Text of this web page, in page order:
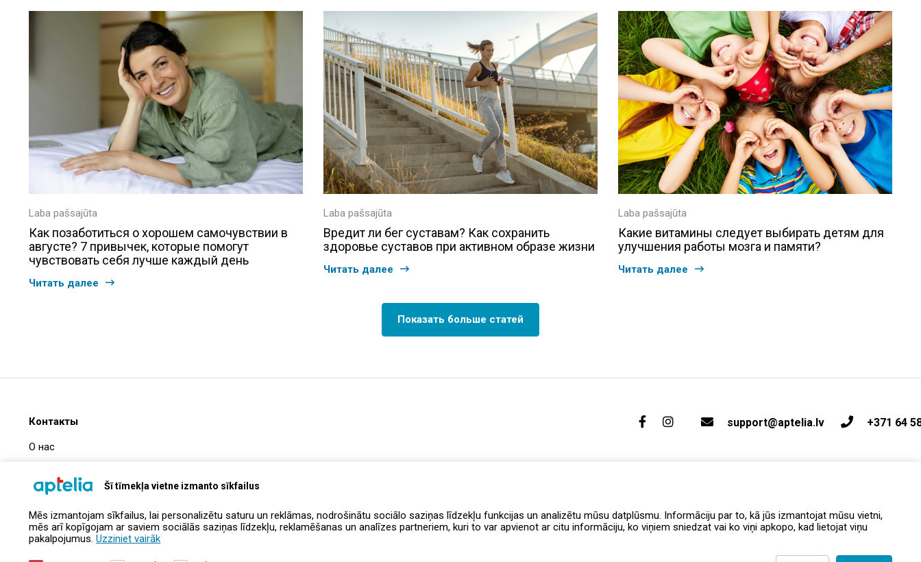
Šī tīmekļa vietne izmanto sīkfailus
Mēs izmantojam sīkfailus, lai personalizētu saturu un reklāmas, nodrošinātu sociālo saziņas līdzekļu funkcijas un analizētu mūsu datplūsmu. Informāciju par to, kā jūs izmantojat mūsu vietni,
mēs arī kopīgojam ar saviem sociālās saziņas līdzekļu, reklamēšanas un analīzes partneriem, kuri to var apvienot ar citu informāciju, ko viņiem sniedzat vai ko viņi apkopo, kad lietojat viņu
pakalpojumus. Uzziniet vairāk
Laba pašsajūta
Как позаботиться о хорошем самочувствии в
августе? 7 привычек, которые помогут
чувствовать себя лучше каждый день
Читать далее
Laba pašsajūta
Вредит ли бег суставам? Как сохранить
здоровье суставов при активном образе жизни
Читать далее
Laba pašsajūta
Какие витамины следует выбирать детям для
улучшения работы мозга и памяти?
Читать далее
Показать больше статей
Контакты
О нас
Информация о компании
Контакты
support@aptelia.lv +371 64